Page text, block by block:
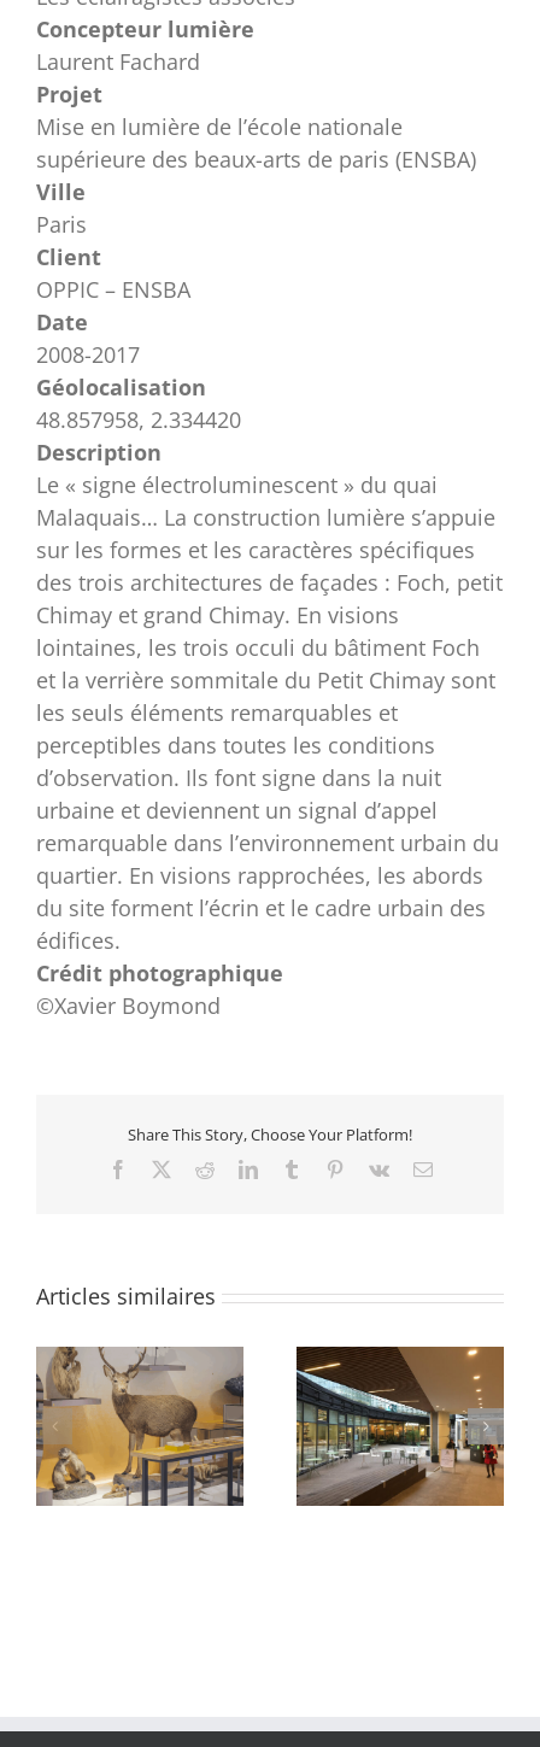
Concepteur lumière
Laurent Fachard
Projet
Mise en lumière de l’école nationale
supérieure des beaux-arts de paris (ENSBA)
Ville
Paris
Client
OPPIC – ENSBA
Date
2008-2017
Géolocalisation
48.857958, 2.334420
Description
Le « signe électroluminescent » du quai
Malaquais… La construction lumière s’appuie
sur les formes et les caractères spécifiques
des trois architectures de façades : Foch, petit
Chimay et grand Chimay. En visions
lointaines, les trois occuli du bâtiment Foch
et la verrière sommitale du Petit Chimay sont
les seuls éléments remarquables et
perceptibles dans toutes les conditions
d’observation. Ils font signe dans la nuit
urbaine et deviennent un signal d’appel
remarquable dans l’environnement urbain du
quartier. En visions rapprochées, les abords
du site forment l’écrin et le cadre urbain des
édifices.
Crédit photographique
©Xavier Boymond
Share This Story, Choose Your Platform!
Facebook RedditLinkedInTumblr Pinterest
Vk Email
Articles similaires
Abords Oxygen Quartier des Groues